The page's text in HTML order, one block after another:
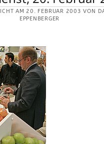
AM 20. FEBRUAR 2003 VON
EPPENBERGER